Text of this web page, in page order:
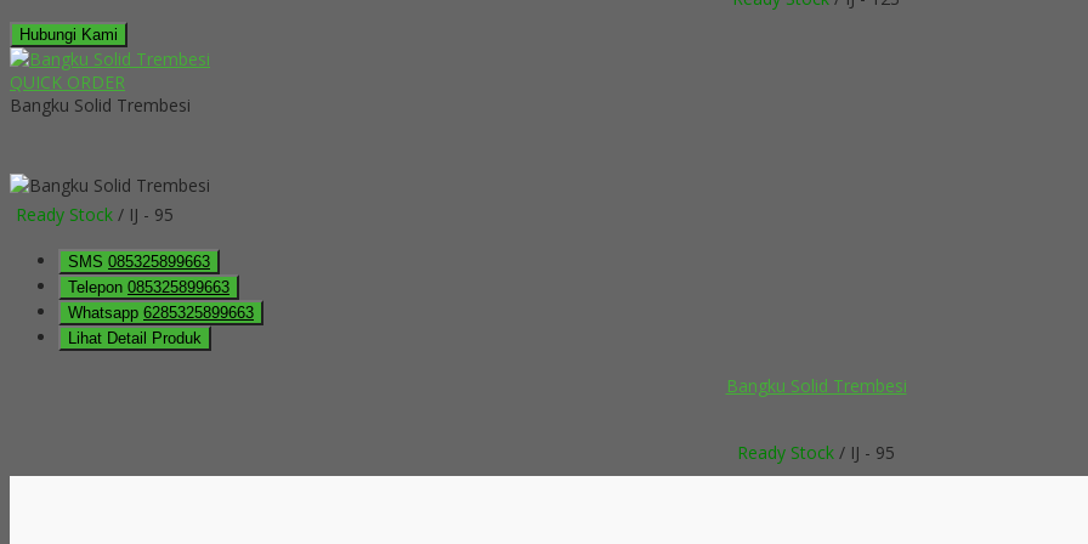
Hubungi Kami
QUICK ORDER
Bangku Solid Trembesi
Ready Stock / IJ - 95
SMS 085325899663
Telepon 085325899663
Whatsapp 6285325899663
Lihat Detail Produk
Bangku Solid Trembesi
Ready Stock / IJ - 95